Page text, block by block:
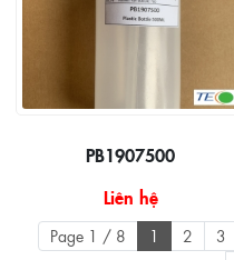
PB1907500
Liên hệ
Page 1 / 8 1 2 3